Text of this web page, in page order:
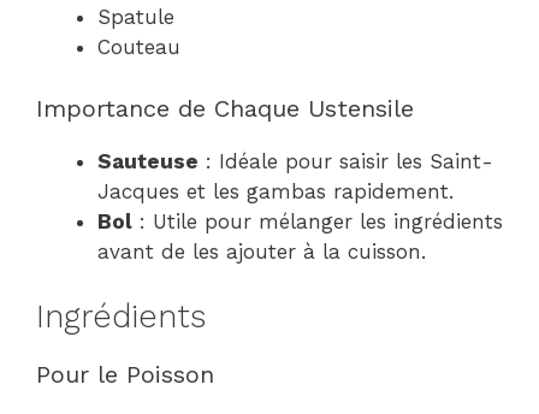
Spatule
Couteau
Importance de Chaque Ustensile
Sauteuse : Idéale pour saisir les Saint-
Jacques et les gambas rapidement.
Bol : Utile pour mélanger les ingrédients
avant de les ajouter à la cuisson.
Ingrédients
Pour le Poisson